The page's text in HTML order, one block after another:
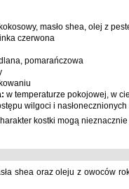
masło shea, olej z
czerwona
pomarańczowa
w temperaturze pokojowej, w
wilgoci i nasłonecznionych
kostki mogą
shea oraz oleju z owoców